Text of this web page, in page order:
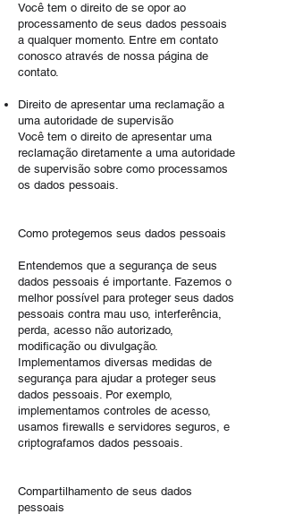
Você tem o direito de se opor ao
processamento de seus dados pessoais
a qualquer momento. Entre em contato
conosco através de nossa página de
contato.
Direito de apresentar uma reclamação a
uma autoridade de supervisão
Você tem o direito de apresentar uma
reclamação diretamente a uma autoridade
de supervisão sobre como processamos
os dados pessoais.
Como protegemos seus dados pessoais
Entendemos que a segurança de seus
dados pessoais é importante. Fazemos o
melhor possível para proteger seus dados
pessoais contra mau uso, interferência,
perda, acesso não autorizado,
modificação ou divulgação.
Implementamos diversas medidas de
segurança para ajudar a proteger seus
dados pessoais. Por exemplo,
implementamos controles de acesso,
usamos firewalls e servidores seguros, e
criptografamos dados pessoais.
Compartilhamento de seus dados
pessoais